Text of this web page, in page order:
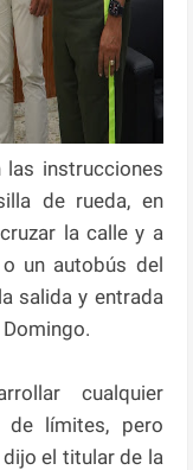
instrucciones
de rueda, en
la calle y a
un autobús del
salida y entrada
cualquier
de límites, pero
el titular de la